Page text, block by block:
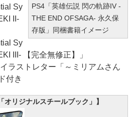
PS4「英雄伝説 閃の軌跡IV -
THE END OFSAGA- 永久保
存版」同梱書籍イメージ
Sy
II-
Sy
III- 【完全無修正】」
ラストレター「～ミリアムさん
付き
オリジナルスチールブック」】